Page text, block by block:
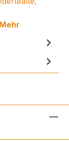
Mehr